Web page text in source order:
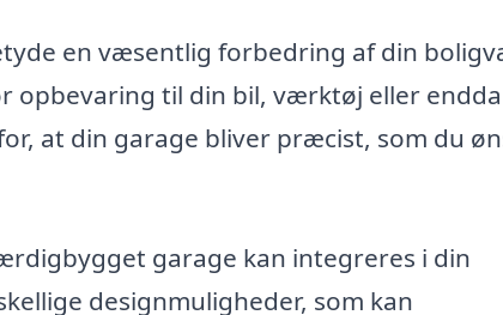
en væsentlig forbedring af din
opbevaring til din bil, værktøj eller
at din garage bliver præcist, som du
garage kan integreres i din
designmuligheder, som kan